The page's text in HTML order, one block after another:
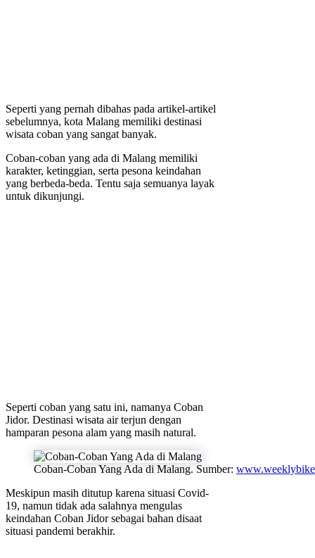
Seperti yang pernah dibahas pada artikel-artikel
sebelumnya, kota Malang memiliki destinasi
wisata coban yang sangat banyak.
Coban-coban yang ada di Malang memiliki
karakter, ketinggian, serta pesona keindahan
yang berbeda-beda. Tentu saja semuanya layak
untuk dikunjungi.
Seperti coban yang satu ini, namanya Coban
Jidor. Destinasi wisata air terjun dengan
hamparan pesona alam yang masih natural.
Coban-Coban Yang Ada di Malang. Sumber:
Meskipun masih ditutup karena situasi Covid-
19, namun tidak ada salahnya mengulas
keindahan Coban Jidor sebagai bahan disaat
situasi pandemi berakhir.